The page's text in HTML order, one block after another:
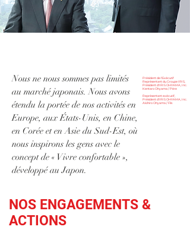
Nous ne nous sommes pas limités
au marché japonais. Nous avons
étendu la portée de nos activités en
Europe, aux États-Unis, en Chine,
en Corée et en Asie du Sud-Est, où
nous inspirons les gens avec le
concept de « Vivre confortable »,
développé au Japon.
Président de l'Exécutif
Représentant du Groupe IRIS,
Président d'IRIS OHYAMA, Inc.
Kentaro Ohyama / Père
Représentant exécutif,
Président d'IRIS OHYAMA, Inc.
Akihiro Ohyama / Fils
NOS ENGAGEMENTS &
ACTIONS